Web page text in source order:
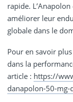
rapide.
améliorer leur
globale dans le
Pour en savoir
dans la
article : https://
danapolon-50-